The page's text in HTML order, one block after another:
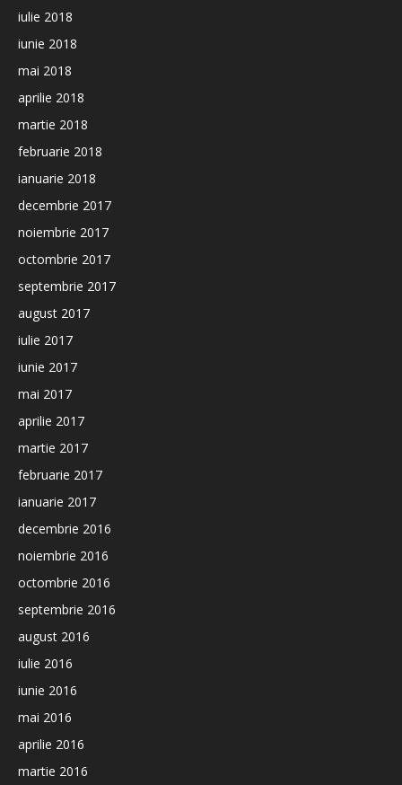
iulie 2018
iunie 2018
mai 2018
aprilie 2018
martie 2018
februarie 2018
ianuarie 2018
decembrie 2017
noiembrie 2017
octombrie 2017
septembrie 2017
august 2017
iulie 2017
iunie 2017
mai 2017
aprilie 2017
martie 2017
februarie 2017
ianuarie 2017
decembrie 2016
noiembrie 2016
octombrie 2016
septembrie 2016
august 2016
iulie 2016
iunie 2016
mai 2016
aprilie 2016
martie 2016